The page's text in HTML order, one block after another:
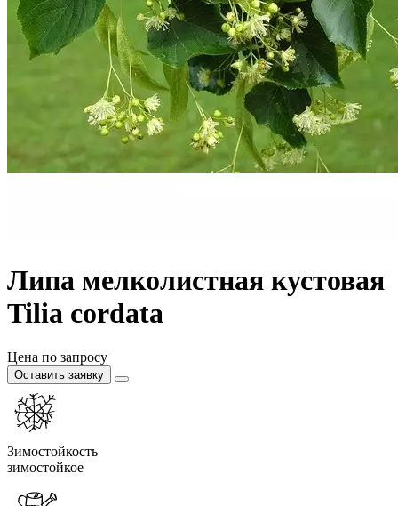
Липа мелколистная кустовая
Tilia cordata
Цена по запросу
Оставить заявку
Зимостойкость
зимостойкое